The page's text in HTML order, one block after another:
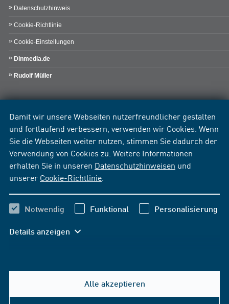
Damit wir unsere Webseiten nutzerfreundlicher gestalten
und fortlaufend verbessern, verwenden wir Cookies. Wenn
Sie die Webseiten weiter nutzen, stimmen Sie dadurch der
Verwendung von Cookies zu. Weitere Informationen
erhalten Sie in unseren Datenschutzhinweisen und
unserer Cookie-Richtlinie
Notwendig Funktional Personalisierung
Details anzeigen
Alle akzeptieren
Datenschutzhinweis
Cookie-Richtlinie
Cookie-Einstellungen
Dinmedia.de
Rudolf Müller
Hilfe & Kontakt